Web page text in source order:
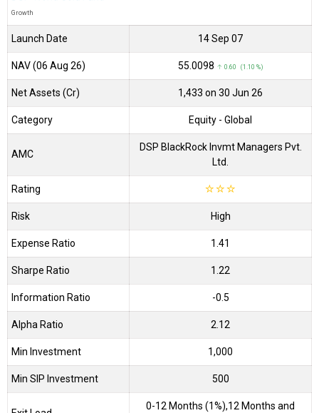
Growth
Launch Date 14 Sep 07
NAV (06 Aug 26) ₹55.0098 ↑ 0.60 (1.10 %)
Net Assets (Cr) ₹1,433 on 30 Jun 26
Category Equity - Global
AMC
DSP BlackRock Invmt Managers Pvt.
Ltd.
Rating ☆☆☆
Risk High
Expense Ratio 1.41
Sharpe Ratio 1.22
Information Ratio -0.5
Alpha Ratio 2.12
Min Investment 1,000
Min SIP Investment 500
0-12 Months (1%),12 Months and